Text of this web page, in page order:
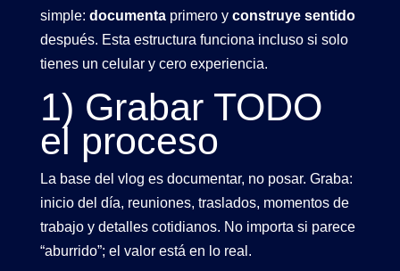
simple: documentaprimero y construye sentido
después. Esta estructura funciona incluso si solo
tienes un celular y cero experiencia.
1) Grabar TODO
el proceso
La base del vlog es documentar, no posar. Graba:
inicio del día, reuniones, traslados, momentos de
trabajo y detalles cotidianos. No importa si parece
“aburrido”; el valor está en lo real.